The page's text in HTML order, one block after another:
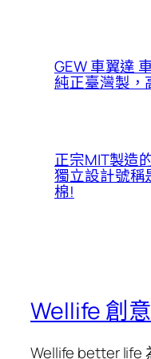
GEW 車翼達
純正臺灣製，
正宗MIT製造
獨立設計號稱
棉!
Wellife 創
Wellife better life